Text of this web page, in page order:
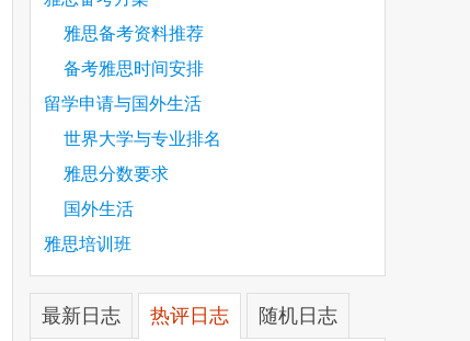
雅思备考资料推荐
备考雅思时间安排
留学申请与国外生活
世界大学与专业排名
雅思分数要求
国外生活
雅思培训班
最新日志 热评日志 随机日志